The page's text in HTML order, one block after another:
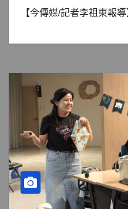
【今傳媒/記者李祖東報